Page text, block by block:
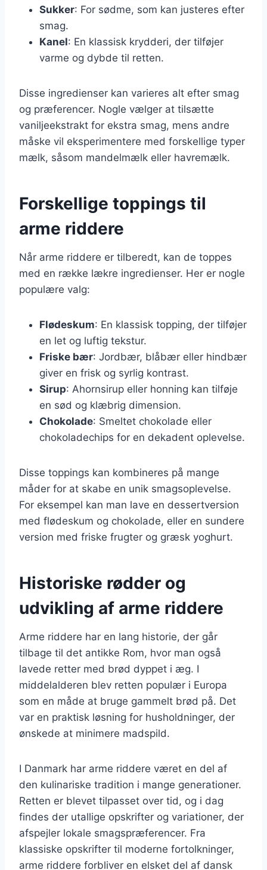
Sukker: For sødme, som kan justeres efter
smag.
Kanel: En klassisk krydderi, der tilføjer
varme og dybde til retten.
Disse ingredienser kan varieres alt efter smag
og præferencer. Nogle vælger at tilsætte
vaniljeekstrakt for ekstra smag, mens andre
måske vil eksperimentere med forskellige typer
mælk, såsom mandelmælk eller havremælk.
Forskellige toppings til
arme riddere
Når arme riddere er tilberedt, kan de toppes
med en række lækre ingredienser. Her er nogle
populære valg:
Flødeskum: En klassisk topping, der tilføjer
en let og luftig tekstur.
Friske bær: Jordbær, blåbær eller hindbær
giver en frisk og syrlig kontrast.
Sirup: Ahornsirup eller honning kan tilføje
en sød og klæbrig dimension.
Chokolade: Smeltet chokolade eller
chokoladechips for en dekadent oplevelse.
Disse toppings kan kombineres på mange
måder for at skabe en unik smagsoplevelse.
For eksempel kan man lave en dessertversion
med flødeskum og chokolade, eller en sundere
version med friske frugter og græsk yoghurt.
Historiske rødder og
udvikling af arme riddere
Arme riddere har en lang historie, der går
tilbage til det antikke Rom, hvor man også
lavede retter med brød dyppet i æg. I
middelalderen blev retten populær i Europa
som en måde at bruge gammelt brød på. Det
var en praktisk løsning for husholdninger, der
ønskede at minimere madspild.
I Danmark har arme riddere været en del af
den kulinariske tradition i mange generationer.
Retten er blevet tilpasset over tid, og i dag
findes der utallige opskrifter og variationer, der
afspejler lokale smagspræferencer. Fra
klassiske opskrifter til moderne fortolkninger,
arme riddere forbliver en elsket del af dansk